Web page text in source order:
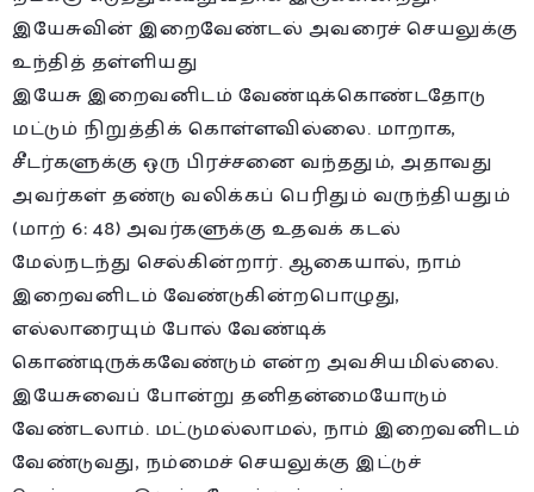
இயேசுவின் இறைவேண்டல் அவரைச் செயலுக்கு
உந்தித் தள்ளியது
இயேசு இறைவனிடம் வேண்டிக்கொண்டதோடு
மட்டும் நிறுத்திக் கொள்ளவில்லை. மாறாக,
சீடர்களுக்கு ஒரு பிரச்சனை வந்ததும், அதாவது
அவர்கள் தண்டு வலிக்கப் பெரிதும் வருந்தியதும்
(மாற் 6: 48) அவர்களுக்கு உதவக் கடல்
மேல்நடந்து செல்கின்றார். ஆகையால், நாம்
இறைவனிடம் வேண்டுகின்றபொழுது,
எல்லாரையும் போல் வேண்டிக்
கொண்டிருக்கவேண்டும் என்ற அவசியமில்லை.
இயேசுவைப் போன்று தனிதன்மையோடும்
வேண்டலாம். மட்டுமல்லாமல், நாம் இறைவனிடம்
வேண்டுவது, நம்மைச் செயலுக்கு இட்டுச்